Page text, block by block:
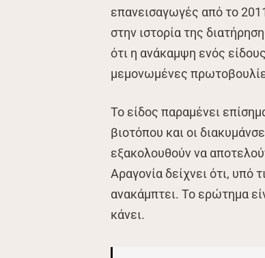
επανεισαγωγές από το
στην ιστορία της
ότι η ανάκαμψη ενός
μεμονωμένες
Το είδος παραμένει
βιοτόπου και οι
εξακολουθούν να
Αραγονία δείχνει ότι, υπό
ανακάμπτει. Το ερώτημα
κάνει.